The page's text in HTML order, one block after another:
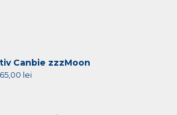
Canbie zzzMoon
65,00 lei